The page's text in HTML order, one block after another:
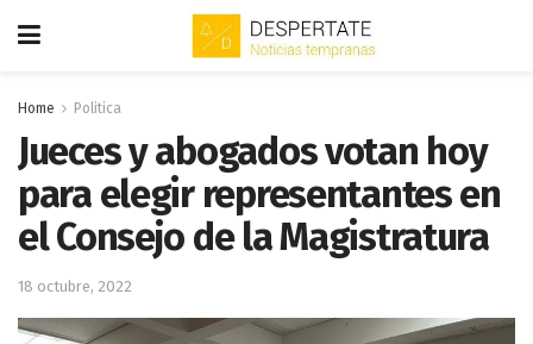
Home Politica
Jueces y abogados votan hoy
para elegir representantes en
el Consejo de la Magistratura
18 octubre, 2022